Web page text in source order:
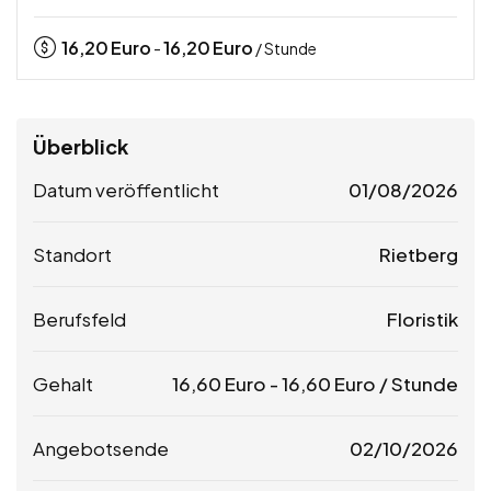
16,20Euro -16,20Euro / Stunde
Überblick
Datum veröffentlicht 01/08/2026
Standort Rietberg
Berufsfeld Floristik
Gehalt 16,60 Euro -16,60 Euro / Stunde
Angebotsende 02/10/2026